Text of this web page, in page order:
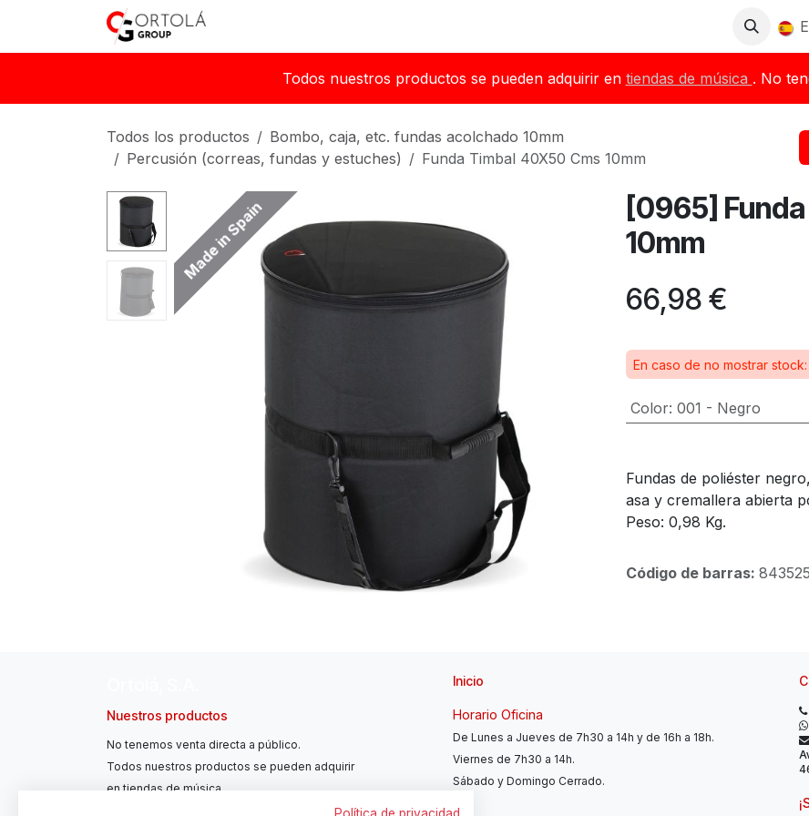
Todos nuestros productos se pueden adquirir en tiendas de música . No
Todos los productos
Bombo, caja, etc. fundas acolchado 10mm
Percusión (correas, fundas y estuches)
Funda Timbal 40X50 Cms 10mm
Made in Spain
[0965]
10mm
66,98 €
En caso de no mostrar
Color: 001 - Negro
Fundas de poliéster
asa y cremallera abierta
Peso: 0,98 Kg.
Código de barras:
Nuestros productos
No tenemos venta directa a público.
Todos nuestros productos se pueden adquirir
en tiendas de música.
Inicio
Horario Oficina
De Lunes a Jueves de 7h30 a 14h y de 16h a 18h.
Viernes de 7h30 a 14h.
Sábado y Domingo Cerrado.